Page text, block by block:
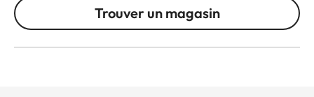
Trouver un magasin